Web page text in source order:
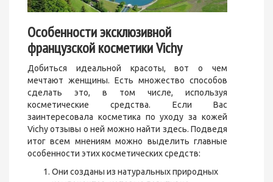
Особенности эксклюзивной
французской косметикиVichy
Добиться идеальной красоты, вот о чем
мечтают женщины. Есть множество способов
сделать это, в том числе, используя
косметические средства. Если Вас
заинтересовала косметика по уходу за кожей
Vichy отзывы о ней можно найти здесь. Подведя
итог всем мнениям можно выделить главные
особенности этих косметических средств:
Они созданы из натуральных природных